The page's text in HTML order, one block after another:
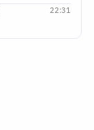
22:31